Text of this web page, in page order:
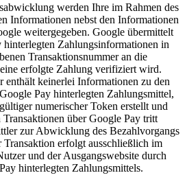
werden Ihre im Rahmen des
Informationen nebst den Informationen
weitergegeben. Google übermittelt
Zahlungsinformationen in
Transaktionsnummer an die
erfolgte Zahlung verifiziert wird.
enthält keinerlei Informationen zu den
Pay hinterlegten Zahlungsmittel,
numerischer Token erstellt und
über Google Pay tritt
zur Abwicklung des Bezahlvorgangs
erfolgt ausschließlich im
und der Ausgangswebsite durch
hinterlegten Zahlungsmittels.